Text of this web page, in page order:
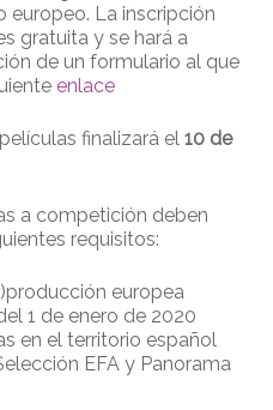
La inscripción
gratuita y se hará a
de un formulario al que
enlace
finalizará el 10 de
a competición deben
requisitos:
europea
1 de enero de 2020
en el territorio español
EFA y Panorama